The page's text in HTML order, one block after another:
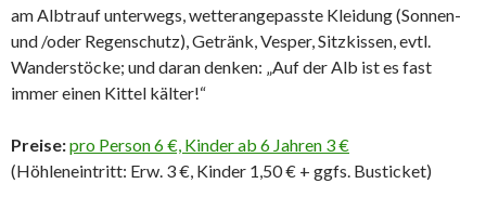
am Albtrauf unterwegs, wetterangepasste Kleidung (Sonnen-
und /oder Regenschutz), Getränk, Vesper, Sitzkissen, evtl.
Wanderstöcke; und daran denken: „Auf der Alb ist es fast
immer einen Kittel kälter!“
Preise:pro Person 6 €, Kinder ab 6 Jahren 3 €
(Höhleneintritt: Erw. 3 €, Kinder 1,50 € + ggfs. Busticket)